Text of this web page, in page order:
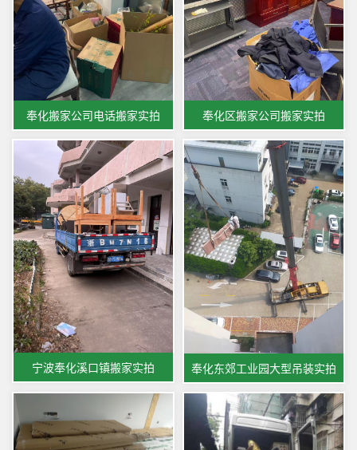
奉化搬家公司电话搬家实拍 奉化区搬家公司搬家实拍
宁波奉化溪口镇搬家实拍 奉化东郊工业园大型吊装实拍